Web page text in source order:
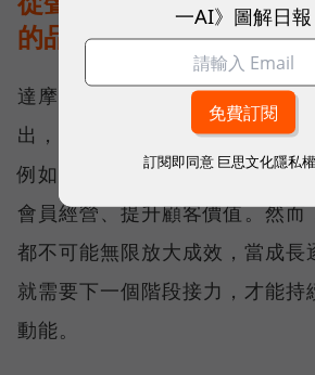
的品牌飛輪
達摩媒體暨影領國際執行長林
出，企業在不同成長階段都有明
例如建立品牌聲量、透過廣告帶
會員經營、提升顧客價值。然而
都不可能無限放大成效，當成長
就需要下一個階段接力，才能持
動能。
一AI》圖解日報
訂閱即同意 巨思文化隱私